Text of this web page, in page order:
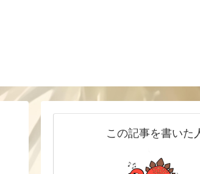
この記事を書いた